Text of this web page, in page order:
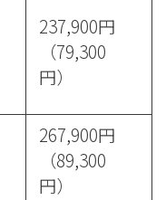
237,900円
（79,300
円）
267,900円
（89,300
円）